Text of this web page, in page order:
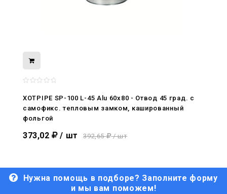
XOTPIPE SP-100 L-45 Alu 60x80 - Отвод 45 град. c
самофикс. тепловым замком, кашированный
фольгой
373,02 / шт 392,65 / шт
Нужна помощь в подборе? Заполните форму
и мы вам поможем!
нами
29.06.2026